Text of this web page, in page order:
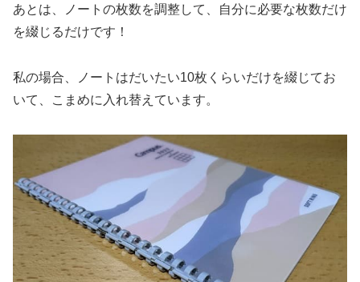
あとは、ノートの枚数を調整して、自分に必要な枚数だけ
を綴じるだけです！
私の場合、ノートはだいたい10枚くらいだけを綴じてお
いて、こまめに入れ替えています。